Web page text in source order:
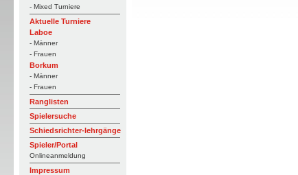
- Mixed Turniere
Aktuelle Turniere
Laboe
- Männer
- Frauen
Borkum
- Männer
- Frauen
Ranglisten
Spielersuche
Schiedsrichter-lehrgänge
Spieler/Portal
Onlineanmeldung
Impressum